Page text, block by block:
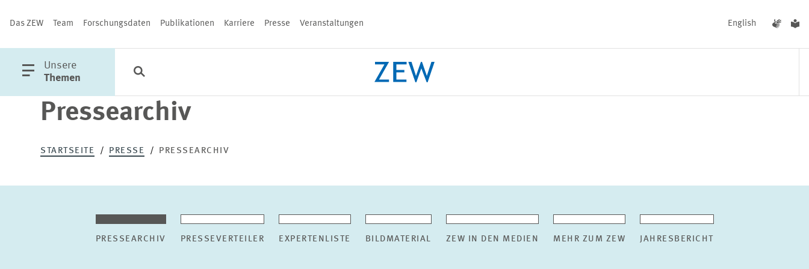
Das ZEW Team Forschungsdaten Publikationen Karriere Presse Veranstaltungen English
öffne
Hauptmenü
Unsere
Themen
Kategorien
Schließen
Pressearchiv
STARTSEITE PRESSE PRESSEARCHIV
PRESSEARCHIV PRESSEVERTEILER EXPERTENLISTE BILDMATERIAL ZEW IN DEN MEDIEN MEHR ZUM ZEW JAHRESBERICHT